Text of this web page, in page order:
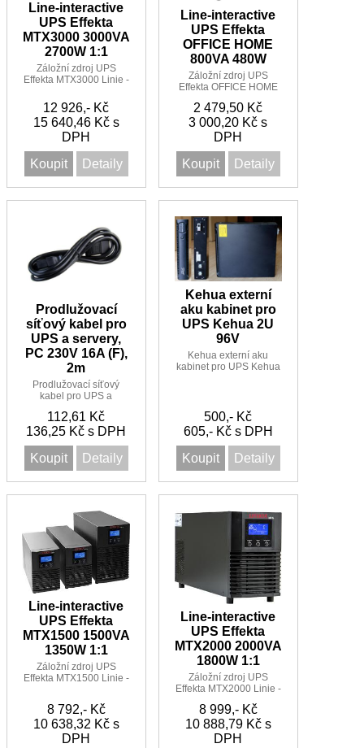
Line-interactive
UPS Effekta
MTX3000 3000VA
2700W 1:1
Záložní zdroj UPS
Effekta MTX3000 Linie -
3000VA/2700W 1:1 6
minut
12 926,- Kč
15 640,46 Kč s
DPH
Koupit
Detaily
Line-interactive
UPS Effekta
OFFICE HOME
800VA 480W
Záložní zdroj UPS
Effekta OFFICE HOME
Sinus UPS
800VA/480W 15 minut
2 479,50 Kč
3 000,20 Kč s
DPH
Koupit
Detaily
Prodlužovací
síťový kabel pro
UPS a servery,
PC 230V 16A (F),
2m
Prodlužovací síťový
kabel pro UPS a
(F), 2m
112,61 Kč
136,25 Kč s DPH
Koupit
Detaily
Kehua externí
aku kabinet pro
UPS Kehua 2U
96V
Kehua externí aku
kabinet pro UPS Kehua
500,- Kč
605,- Kč s DPH
Koupit
Detaily
Line-interactive
UPS Effekta
MTX1500 1500VA
1350W 1:1
Záložní zdroj UPS
Effekta MTX1500 Linie -
1500VA/1350W 1:1 7
minut
8 792,- Kč
10 638,32 Kč s
DPH
Line-interactive
UPS Effekta
MTX2000 2000VA
1800W 1:1
Záložní zdroj UPS
Effekta MTX2000 Linie -
2000VA/1800W 1:1 5
minut
8 999,- Kč
10 888,79 Kč s
DPH